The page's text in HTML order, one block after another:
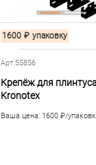
1600 ₽ упаковку
Арт.55856
Крепёж для плинтуса
Kronotex
Ваша цена: 1600 ₽/